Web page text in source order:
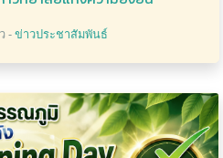
-ข่าวประชาสัมพันธ์